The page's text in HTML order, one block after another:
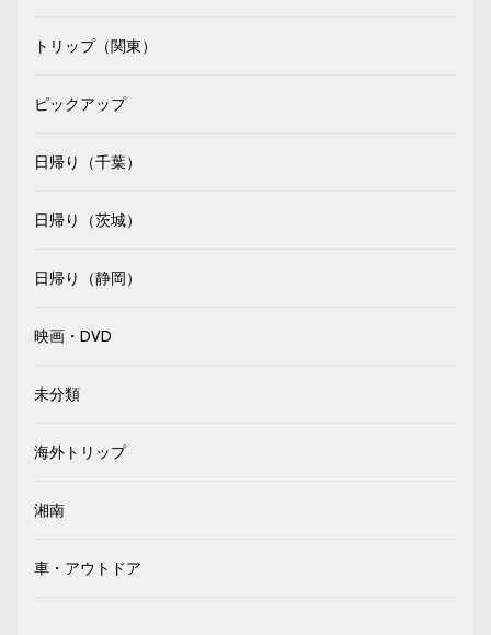
トリップ（関東）
ピックアップ
日帰り（千葉）
日帰り（茨城）
日帰り（静岡）
映画・DVD
未分類
海外トリップ
湘南
車・アウトドア